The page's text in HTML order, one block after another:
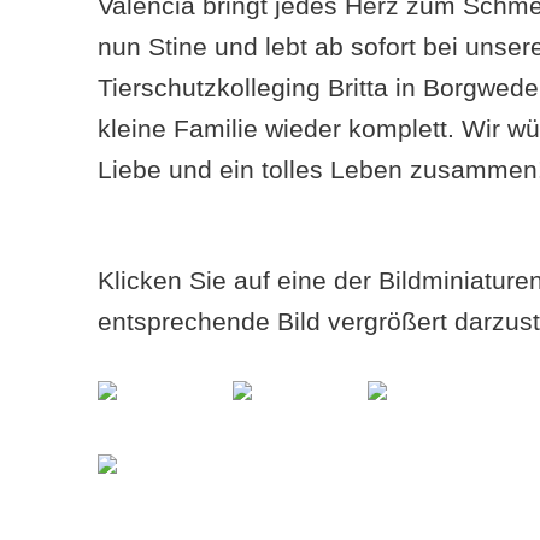
nun Stine und lebt ab sofort bei
Tierschutzkolleging Britta in
kleine Familie wieder komplett. Wir
Liebe und ein tolles Leben
Klicken Sie auf eine der
entsprechende Bild vergrößert